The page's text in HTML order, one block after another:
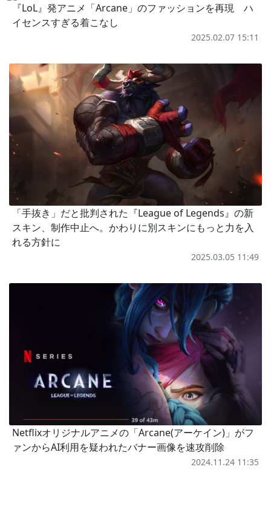
『LoL』発アニメ「Arcane」のファッションを再現 ハ
イセンスすぎる着こなし
2025.02.07 15:11
「手抜き」だと批判された『League of Legends』の新
スキン、制作中止へ。かわりに別スキンにもっと力を入
れる方針に
2025.03.05 11:49
Netflixオリジナルアニメの「Arcane(アーケイン)」がフ
ァンからAI利用を疑われたバナー画像を速攻削除
2024.11.24 11:35